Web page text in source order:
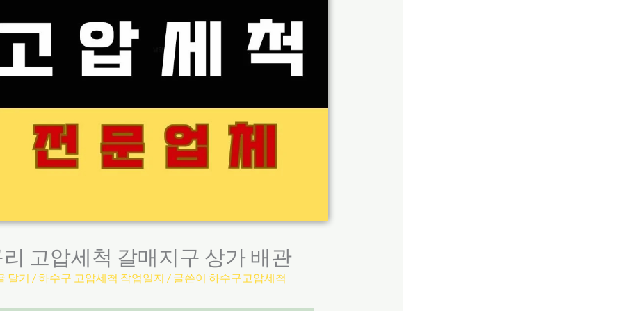
고압세척 갈매지구 상가 배관
달기 /하수구 고압세척 작업일지 / 글쓴이 하수구고압세척